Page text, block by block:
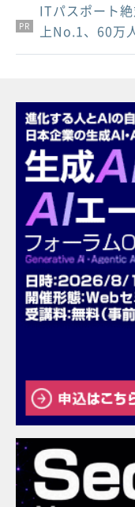
PR
PR
PR
ITパスポート
上No.1、60万